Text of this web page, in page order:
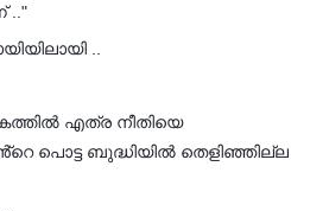
.."
..
എത്ര നീതിയെ
പൊട്ട ബുദ്ധിയിൽ തെളിഞ്ഞില്ല